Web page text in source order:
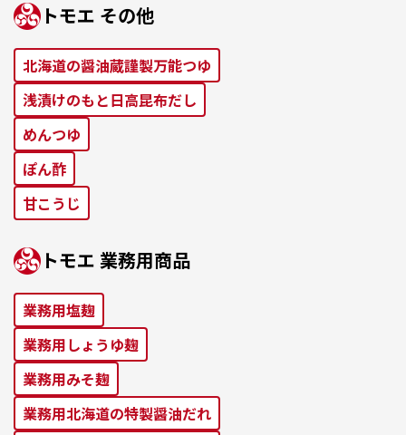
トモエ その他
北海道の醤油蔵謹製万能つゆ
浅漬けのもと⽇⾼昆布だし
めんつゆ
ぽん酢
⽢こうじ
トモエ 業務⽤商品
業務⽤塩麹
業務⽤しょうゆ麹
業務⽤みそ麹
業務⽤北海道の特製醤油だれ